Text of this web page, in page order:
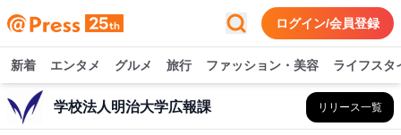
ログイン/会員登録
新着 エンタメ グルメ 旅行 ファッション・美容 ライフスタ
学校法人明治大学広報課 リリース一覧